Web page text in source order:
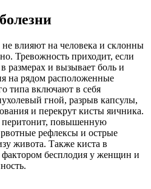
влияют на человека и склонны
Тревожность приходит, если
размерах и вызывает боль и
на рядом расположенные
типа включают в себя
гной, разрыв капсулы,
и перекрут кисты яичника.
перитонит, повышенную
рефлексы и острые
живота. Также киста в
фактором бесплодия у женщин и